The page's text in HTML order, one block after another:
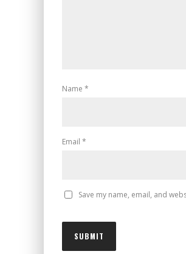
Name *
Email *
Save my name, email, and